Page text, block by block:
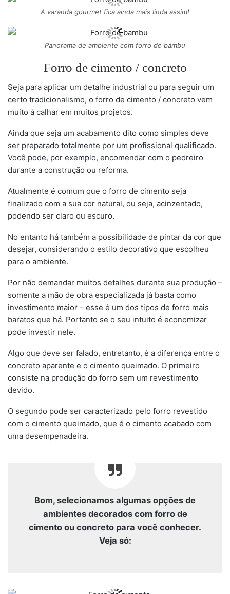
A varanda gourmet fica ainda mais linda assim!
Panorama de ambiente com forro de bambu
Forro de cimento / concreto
Seja para aplicar um detalhe industrial ou para seguir um
certo tradicionalismo, o forro de cimento / concreto vem
muito à calhar em muitos projetos.
Ainda que seja um acabamento dito como simples deve
ser preparado totalmente por um profissional qualificado.
Você pode, por exemplo, encomendar com o pedreiro
durante a construção ou reforma.
Atualmente é comum que o forro de cimento seja
finalizado com a sua cor natural, ou seja, acinzentado,
podendo ser claro ou escuro.
No entanto há também a possibilidade de pintar da cor que
desejar, considerando o estilo decorativo que escolheu
para o ambiente.
Por não demandar muitos detalhes durante sua produção –
somente a mão de obra especializada já basta como
investimento maior – esse é um dos tipos de forro mais
baratos que há. Portanto se o seu intuito é economizar
pode investir nele.
Algo que deve ser falado, entretanto, é a diferença entre o
concreto aparente e o cimento queimado. O primeiro
consiste na produção do forro sem um revestimento
devido.
O segundo pode ser caracterizado pelo forro revestido
com o cimento queimado, que é o cimento acabado com
uma desempenadeira.
Bom, selecionamos algumas opções de
ambientes decorados com forro de
cimento ou concreto para você conhecer.
Veja só: